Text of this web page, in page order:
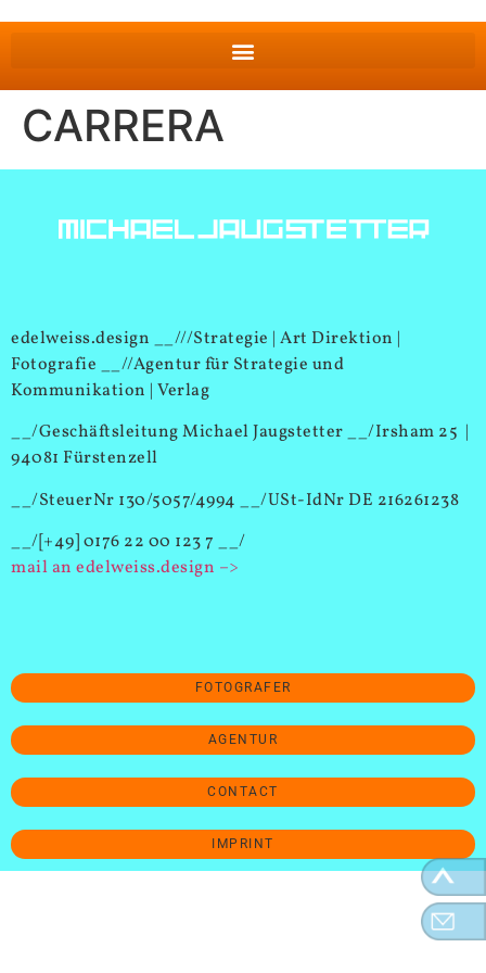
CARRERA
edelweiss.design __///Strategie | Art Direktion |
Fotografie __//Agentur für Strategie und
Kommunikation | Verlag
__/Geschäftsleitung Michael Jaugstetter __/Irsham 25 |
94081 Fürstenzell
__/SteuerNr 130/5057/4994 __/USt-IdNr DE 216261238
__/[+49] 0176 22 00 123 7 __/
mail an edelweiss.design –>
FOTOGRAFER
AGENTUR
CONTACT
IMPRINT